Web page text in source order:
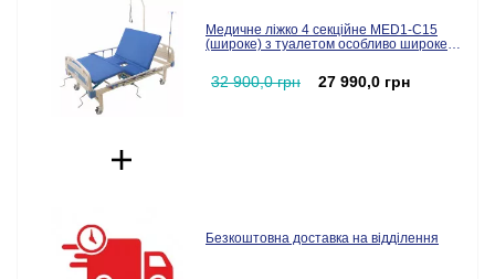
Медичне ліжко 4 секційне MED1-C15
(широке) з туалетом особливо широке
32 900,0 грн 27 990,0 грн
Безкоштовна доставка на відділення